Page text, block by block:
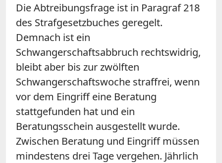
Die Abtreibungsfrage ist in Paragraf 218
des Strafgesetzbuches geregelt.
Demnach ist ein
Schwangerschaftsabbruch rechtswidrig,
bleibt aber bis zur zwölften
Schwangerschaftswoche straffrei, wenn
vor dem Eingriff eine Beratung
stattgefunden hat und ein
Beratungsschein ausgestellt wurde.
Zwischen Beratung und Eingriff müssen
mindestens drei Tage vergehen. Jährlich